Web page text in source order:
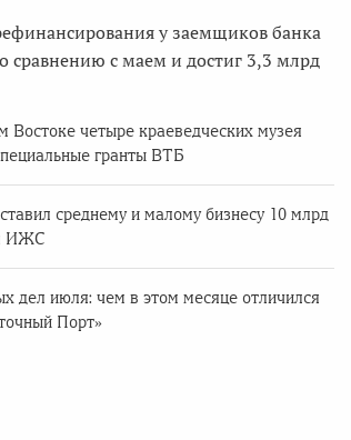
у заемщиков банка
сравнению с маем и достиг 3,3 млрд
Востоке четыре краеведческих музея
гранты ВТБ
среднему и малому бизнесу 10 млрд
ИЖС
дел июля: чем в этом месяце отличился
Порт»